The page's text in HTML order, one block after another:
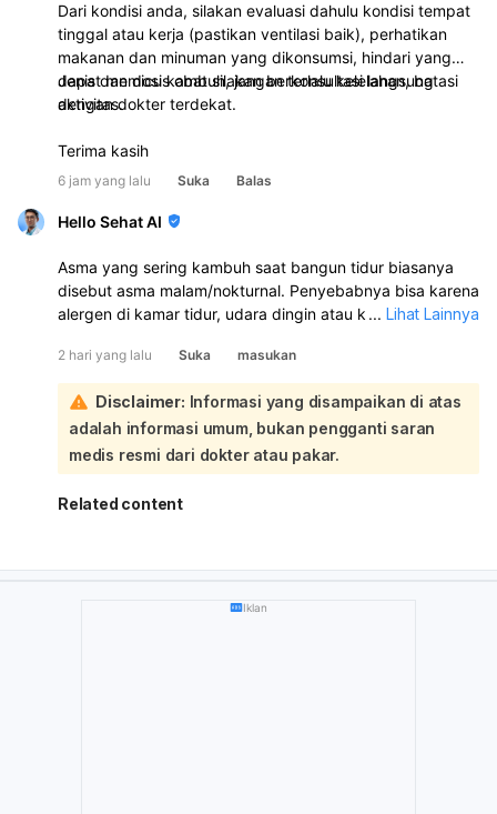
Dari kondisi anda, silakan evaluasi dahulu kondisi tempat
tinggal atau kerja (pastikan ventilasi baik), perhatikan
makanan dan minuman yang dikonsumsi, hindari yang
dapat memicu kambuh, jangan terlalu kelelahan, batasi
aktivitas.
Jenis dan dosis obat silakan berkonsultasi langsung
dengan dokter terdekat.
Terima kasih
6 jam yang lalu Suka Balas
Hello Sehat AI
Asma yang sering kambuh saat bangun tidur biasanya
disebut asma malam/nokturnal. Penyebabnya bisa karena
alergen di kamar tidur, udara dingin atau kering, posisi
berubah saat malam. Sebaiknya Anda periksa ke dokter
spesialis paru atau alergi/imunologi untuk evaluasi dan
penyesuaian obat. Untuk membantu mengurangi
kambuh, jaga kamar tidur tetap bersih, hindari debu dan
hewan peliharaan, gunakan obat/inhaler sesuai anjuran
dokter, dan tinggikan posisi kepala saat tidur.
... Lihat Lainnya
2 hari yang lalu Suka masukan
Disclaimer: Informasi yang disampaikan di atas
adalah informasi umum, bukan pengganti saran
medis resmi dari dokter atau pakar.
Related content
Iklan